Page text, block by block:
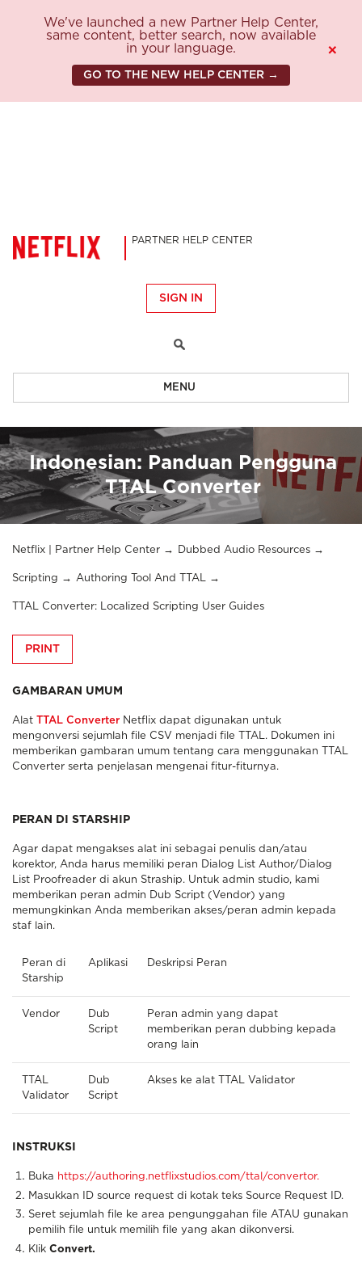
We've launched a new Partner Help Center,
same content, better search, now available
in your language.
GO TO THE NEW HELP CENTER →
×
PARTNER HELP CENTER
SIGN IN
MENU
Indonesian: Panduan Pengguna
TTAL Converter
Netflix | Partner Help Center Dubbed Audio Resources
Scripting Authoring Tool And TTAL
TTAL Converter: Localized Scripting User Guides
PRINT
GAMBARAN UMUM
Alat TTAL Converter Netflix dapat digunakan untuk
mengonversi sejumlah file CSV menjadi file TTAL. Dokumen ini
memberikan gambaran umum tentang cara menggunakan TTAL
Converter serta penjelasan mengenai fitur-fiturnya.
PERAN DI STARSHIP
Agar dapat mengakses alat ini sebagai penulis dan/atau
korektor, Anda harus memiliki peran Dialog List Author/Dialog
List Proofreader di akun Straship. Untuk admin studio, kami
memberikan peran admin Dub Script (Vendor) yang
memungkinkan Anda memberikan akses/peran admin kepada
staf lain.
Peran di
Starship
Aplikasi Deskripsi Peran
Vendor
Dub
Script
Peran admin yang dapat
memberikan peran dubbing kepada
orang lain
TTAL
Validator
Dub
Script
Akses ke alat TTAL Validator
INSTRUKSI
Buka https://authoring.netflixstudios.com/ttal/convertor.
Masukkan ID source request di kotak teks Source Request ID.
Seret sejumlah file ke area pengunggahan file ATAU gunakan
pemilih file untuk memilih file yang akan dikonversi.
Klik Convert.